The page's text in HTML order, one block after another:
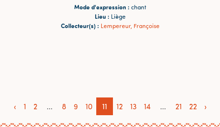
Mode d'expression : chant
Lieu : Liège
Collecteur(s) : Lempereur, Françoise
‹ 1 2 ... 8 9 10 11 12 13 14 ... 21 22 ›